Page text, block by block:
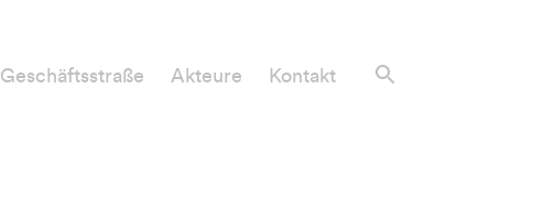
Geschäftsstraße Akteure Kontakt